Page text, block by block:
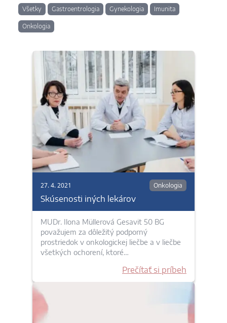
Všetky Gastroentrologia Gynekologia Imunita
Onkologia
27. 4. 2021 Onkologia
Skúsenosti iných lekárov
MUDr. Ilona Müllerová Gesavit 50 BG
považujem za dôležitý podporný
prostriedok v onkologickej liečbe a v liečbe
všetkých ochorení, ktoré…
Prečítať si príbeh